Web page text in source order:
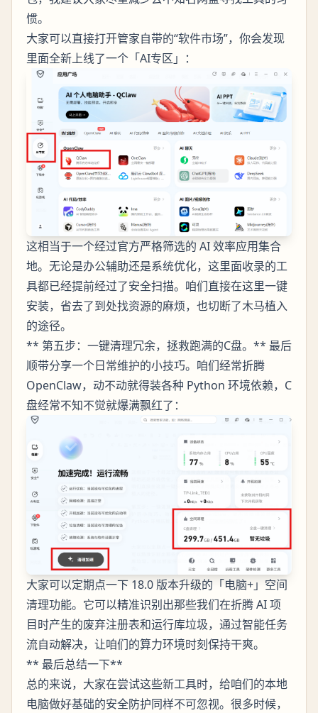
惯。
大家可以直接打开管家自带的“软件市场”，你会发现
里面全新上线了一个「AI专区」：
这相当于一个经过官方严格筛选的 AI 效率应用集合
地。无论是办公辅助还是系统优化，这里面收录的工
具都已经提前经过了安全扫描。咱们直接在这里一键
安装，省去了到处找资源的麻烦，也切断了木马植入
的途径。
** 第五步：一键清理冗余，拯救跑满的C盘。** 最后
顺带分享一个日常维护的小技巧。咱们经常折腾
OpenClaw，动不动就得装各种 Python 环境依赖，C
盘经常不知不觉就爆满飘红了：
大家可以定期点一下 18.0 版本升级的「电脑+」空间
清理功能。它可以精准识别出那些我们在折腾 AI 项
目时产生的废弃注册表和运行库垃圾，通过智能任务
流自动解决，让咱们的算力环境时刻保持干爽。
** 最后总结一下**
总的来说，大家在尝试这些新工具时，给咱们的本地
电脑做好基础的安全防护同样不可忽视。很多时候，